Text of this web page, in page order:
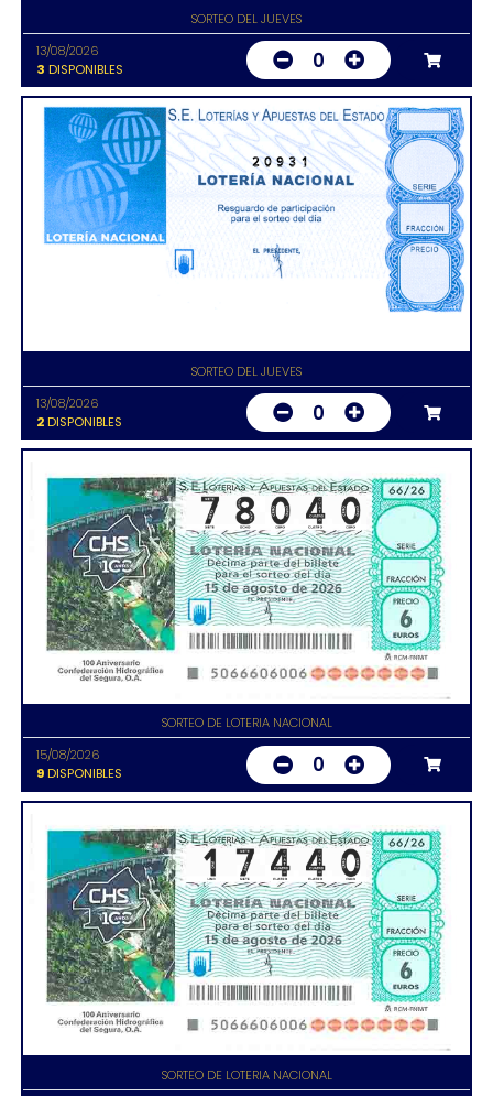
SORTEO DEL JUEVES
13/08/2026
3 DISPONIBLES 0
20931
SORTEO DEL JUEVES
13/08/2026
2DISPONIBLES 0
SORTEO DE LOTERIA NACIONAL
15/08/2026
9DISPONIBLES 0
SORTEO DE LOTERIA NACIONAL